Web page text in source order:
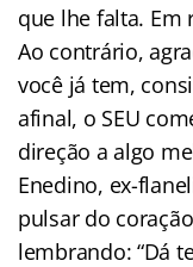
que lhe falta. Em
Ao contrário,
você já tem,
afinal, o SEU
direção a algo
Enedino, ex-
pulsar do
lembrando: “Dá